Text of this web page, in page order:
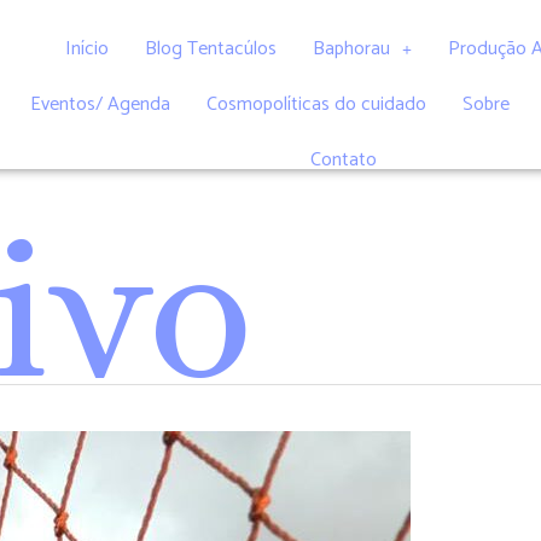
Início Blog Tentacúlos Baphorau
Produção
Eventos/ Agenda
Cosmopolíticas do cuidado Sobre
Contato